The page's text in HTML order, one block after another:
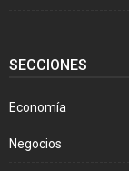
SECCIONES
Economía
Negocios